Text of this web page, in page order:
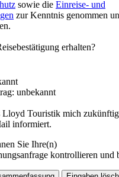
sowie die Einreise- und
zur Kenntnis genommen
erhalten?
unbekannt
Lloyd Touristik mich
informiert.
Sie Ihre(n)
kontrollieren und